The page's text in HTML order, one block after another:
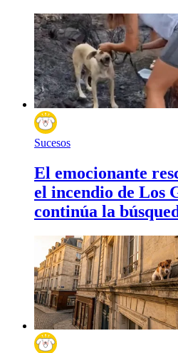
Sucesos
El emocionante
el incendio de Los
continúa la